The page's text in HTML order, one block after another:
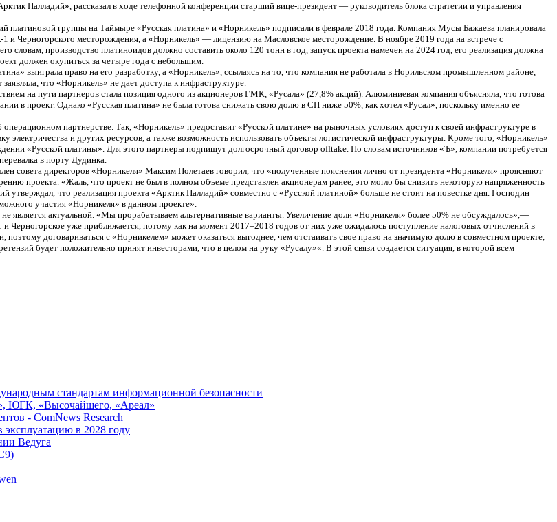
Палладий», рассказал в ходе телефонной конференции старший вице-президент — руководитель блока стратегии и управления
платиновой группы на Таймыре «Русская платина» и «Норникель» подписали в феврале 2018 года. Компания Мусы Бажаева планировала
и Черногорского месторождения, а «Норникель» — лицензию на Масловское месторождение. В ноябре 2019 года на встрече с
производство платиноидов должно составить около 120 тонн в год, запуск проекта намечен на 2024 год, его реализация должна
должен окупиться за четыре года с небольшим.
выиграла право на его разработку, а «Норникель», ссылаясь на то, что компания не работала в Норильском промышленном районе,
что «Норникель» не дает доступа к инфраструктуре.
на пути партнеров стала позиция одного из акционеров ГМК, «Русала» (27,8% акций). Алюминиевая компания объясняла, что готова
в проект. Однако «Русская платина» не была готова снижать свою долю в СП ниже 50%, как хотел «Русал», поскольку именно ее
партнерстве. Так, «Норникель» предоставит «Русской платине» на рыночных условиях доступ к своей инфраструктуре в
и других ресурсов, а также возможность использовать объекты логистической инфраструктуры. Кроме того, «Норникель»
«Русской платины». Для этого партнеры подпишут долгосрочный договор offtake. По словам источников «Ъ», компании потребуется
в порту Дудинка.
совета директоров «Норникеля» Максим Полетаев говорил, что «полученные пояснения лично от президента «Норникеля» проясняют
проекта. «Жаль, что проект не был в полном объеме представлен акционерам ранее, это могло бы снизить некоторую напряженность
что реализация проекта «Арктик Палладий» совместно с «Русской платиной» больше не стоит на повестке дня. Господин
участия «Норникеля» в данном проекте».
является актуальной. «Мы прорабатываем альтернативные варианты. Увеличение доли «Норникеля» более 50% не обсуждалось»,—
уже приближается, потому как на момент 2017–2018 годов от них уже ожидалось поступление налоговых отчислений в
договариваться с «Норникелем» может оказаться выгоднее, чем отстаивать свое право на значимую долю в совместном проекте,
будет положительно принят инвесторами, что в целом на руку «Русалу»«. В этой связи создается ситуация, в которой всем
стандартам информационной безопасности
ЮГК, «Высочайшего, «Ареал»
- ComNews Research
в 2028 году
Ведуга